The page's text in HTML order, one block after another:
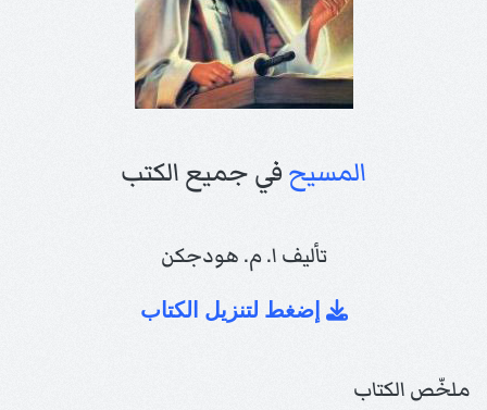
المسيحفي جميع الكتب
تأليف ا. م. هودجكن
إضغط لتنزيل الكتاب
ملخّص الكتاب